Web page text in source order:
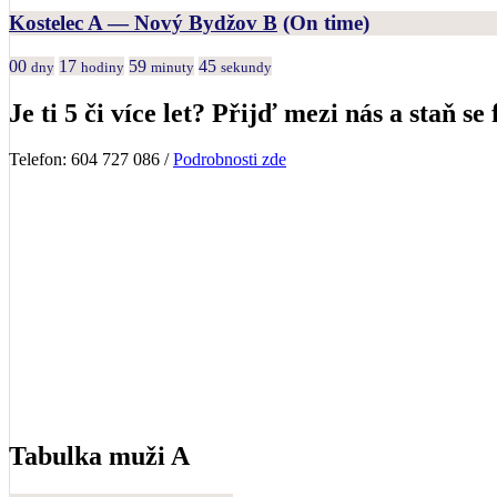
Kostelec A — Nový Bydžov B (On time)
00 dny 17 hodiny 59 minuty 45 sekundy
Je ti 5 či více let? Přijď mezi nás a staň se
Telefon: 604 727 086 /Podrobnosti zde
Tabulka muži A